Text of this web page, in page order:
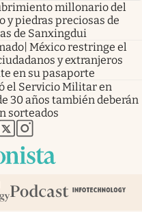
millonario del
y piedras preciosas de
de Sanxingdui
México restringe el
y extranjeros
en su pasaporte
el Servicio Militar en
30 años también deberán
sorteados
pestaña
nueva pestaña
en nueva pestaña
abre en nueva pestaña
abre en nueva pestaña